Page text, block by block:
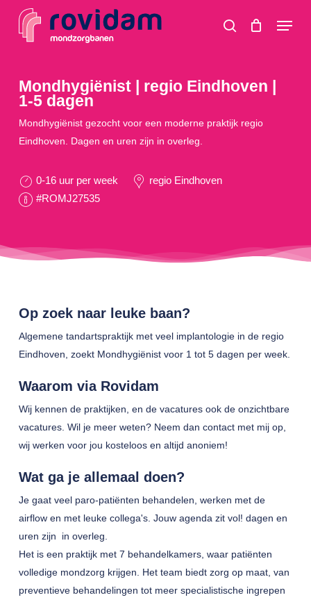
search
Menu
Mondhygiënist | regio Eindhoven |
1-5 dagen
Mondhygiënist gezocht voor een moderne praktijk regio
Eindhoven. Dagen en uren zijn in overleg.
0-16 uur per week
regio Eindhoven
#ROMJ27535
Op zoek naar leuke baan?
Algemene tandartspraktijk met veel implantologie in de regio
Eindhoven, zoekt Mondhygiënist voor 1 tot 5 dagen per week.
Waarom via Rovidam
Wij kennen de praktijken, en de vacatures ook de onzichtbare
vacatures. Wil je meer weten? Neem dan contact met mij op,
wij werken voor jou kosteloos en altijd anoniem!
Wat ga je allemaal doen?
Je gaat veel paro-patiënten behandelen, werken met de
airflow en met leuke collega's. Jouw agenda zit vol! dagen en
uren zijn in overleg.
Het is een praktijk met 7 behandelkamers, waar patiënten
volledige mondzorg krijgen. Het team biedt zorg op maat, van
preventieve behandelingen tot meer specialistische ingrepen